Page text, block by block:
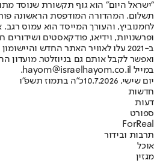
"ישראל היום" הוא גוף תקשורת שנוסד
ופרשנויות, וידיאו, פודקאסטים
ב-2021 עלו לאוויר האתר החדש
ואפשר לקבל אותם גם בניוזלטר. מועדון
במייל hayom@israelhayom.co.il.
יום שישי, 10.7.2026
כ"ה בתמוז תשפ"ו
חדשות
דעות
ספורט
ForReal
תרבות ובידור
אוכל
מגזין